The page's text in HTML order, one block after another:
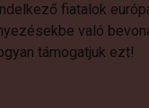
fiatalok
való
támogatjuk ezt!